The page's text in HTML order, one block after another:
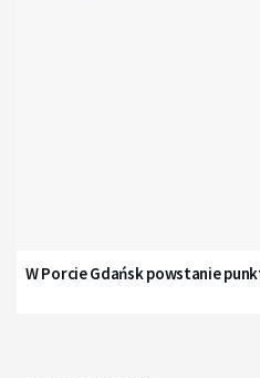
W Porcie Gdańsk powstanie